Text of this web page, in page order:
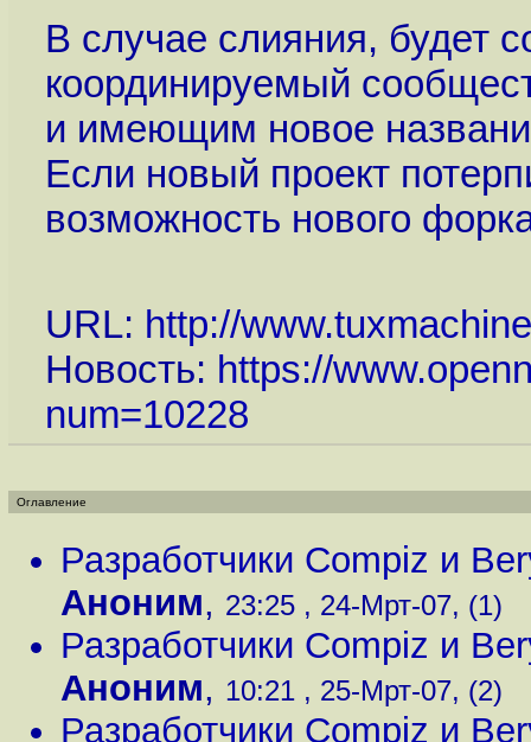
В случае слияния, будет
координируемый
и имеющим новое
Если новый проект
возможность нового
URL: http://
Новость: https://
num=10228
Оглавление
Разработчики Compiz и
Аноним, 23:25 , 24-Мрт-07, (1)
Разработчики Compiz и
Аноним, 10:21 , 25-Мрт-07, (2)
Разработчики Compiz и